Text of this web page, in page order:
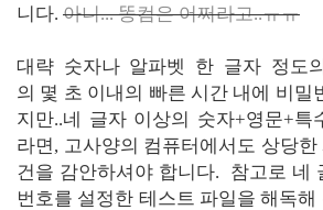
니다. 아니... 똥컴은 어쩌라고..ㅠㅠ
대략 숫자나 알파벳 한 글자 정도
의 몇 초 이내의 빠른 시간 내에 비밀
지만..네 글자 이상의 숫자+영문+특
라면, 고사양의 컴퓨터에서도 상당
건을 감안하셔야 합니다. 참고로 네
번호를 설정한 테스트 파일을 해독해